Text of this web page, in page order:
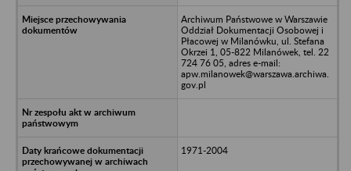
Archiwum Państwowe w Warszawie
Oddział Dokumentacji Osobowej i
Płacowej w Milanówku, ul. Stefana
Okrzei 1, 05-822 Milanówek, tel. 22
724 76 05, adres e-mail:
apw.milanowek@warszawa.archiwa.
gov.pl
1971-2004